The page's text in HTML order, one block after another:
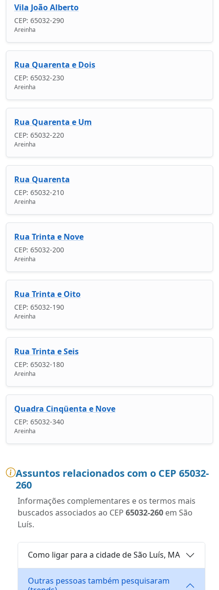
Vila João Alberto
CEP: 65032-290
Areinha
Rua Quarenta e Dois
CEP: 65032-230
Areinha
Rua Quarenta e Um
CEP: 65032-220
Areinha
Rua Quarenta
CEP: 65032-210
Areinha
Rua Trinta e Nove
CEP: 65032-200
Areinha
Rua Trinta e Oito
CEP: 65032-190
Areinha
Rua Trinta e Seis
CEP: 65032-180
Areinha
Quadra Cinqüenta e Nove
CEP: 65032-340
Areinha
Assuntos relacionados com o CEP 65032-
260
Informações complementares e os termos mais
buscados associados ao CEP 65032-260 em São
Luís.
Como ligar para a cidade de São Luís, MA
Outras pessoas também pesquisaram